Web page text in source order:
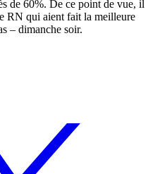
de 60%. De ce point de vue, il
RN qui aient fait la meilleure
– dimanche soir.